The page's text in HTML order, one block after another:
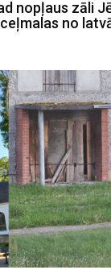
nopļaus zāli
no